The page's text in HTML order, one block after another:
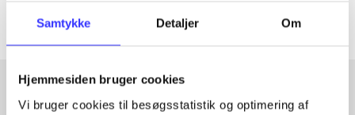
Samtykke Detaljer Om
Hjemmesiden bruger cookies
Vi bruger cookies til besøgsstatistik og optimering af